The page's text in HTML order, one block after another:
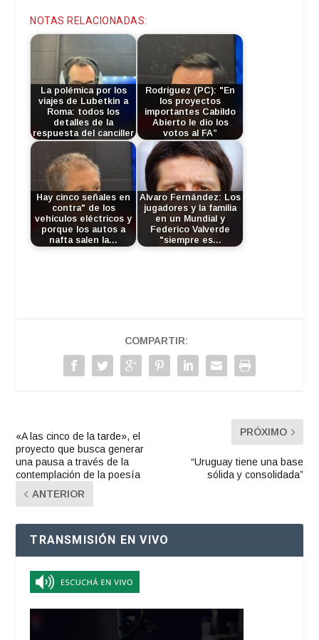
NOTAS RELACIONADAS:
La polémica por los
viajes de Lubetkin a
Roma: todos los
detalles de la
respuesta del canciller
Rodríguez (PC): "En
los proyectos
importantes Cabildo
Abierto le dio los
votos al FA”
Hay cinco señales en
contra" de los
vehículos eléctricos y
porque los autos a
nafta salen la…
Alvaro Fernández: Los
jugadores y la familia
en un Mundial y
Federico Valverde
"siempre es…
COMPARTIR:
«A las cinco de la tarde», el
proyecto que busca generar
una pausa a través de la
contemplación de la poesía
ANTERIOR
PRÓXIMO
“Uruguay tiene una base
sólida y consolidada”
TRANSMISIÓN EN VIVO